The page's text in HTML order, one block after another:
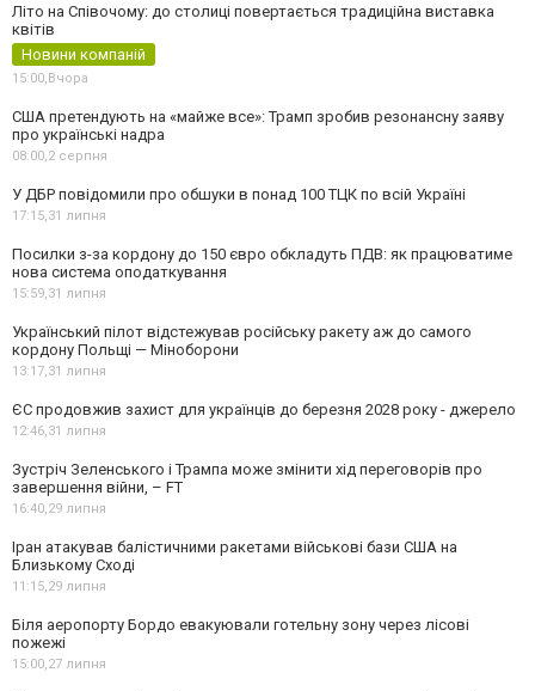
Літо на Співочому: до столиці повертається традиційна виставка
квітів
Новини компаній
15:00,Вчора
США претендують на «майже все»: Трамп зробив резонансну заяву
про українські надра
08:00,2 серпня
У ДБР повідомили про обшуки в понад 100 ТЦК по всій Україні
17:15,31 липня
Посилки з-за кордону до 150 євро обкладуть ПДВ: як працюватиме
нова система оподаткування
15:59,31 липня
Український пілот відстежував російську ракету аж до самого
кордону Польщі — Міноборони
13:17,31 липня
ЄС продовжив захист для українців до березня 2028 року - джерело
12:46,31 липня
Зустріч Зеленського і Трампа може змінити хід переговорів про
завершення війни, – FT
16:40,29 липня
Іран атакував балістичними ракетами військові бази США на
Близькому Сході
11:15,29 липня
Біля аеропорту Бордо евакуювали готельну зону через лісові
пожежі
15:00,27 липня